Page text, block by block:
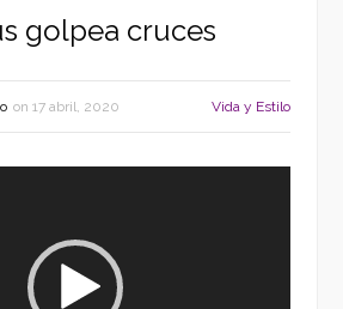
golpea cruces
on 17 abril, 2020 Vida y Estilo